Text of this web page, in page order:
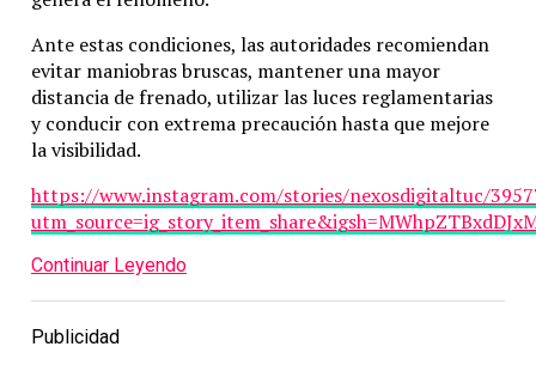
Ante estas condiciones, las autoridades recomiendan
evitar maniobras bruscas, mantener una mayor
distancia de frenado, utilizar las luces reglamentarias
y conducir con extrema precaución hasta que mejore
la visibilidad.
https://www.instagram.com/stories/nexosdigitaltuc/
Continuar Leyendo
Publicidad